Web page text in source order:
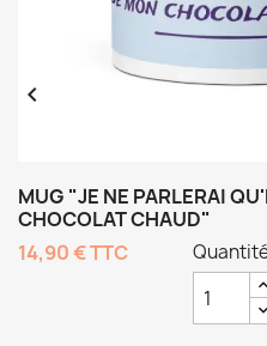

MUG "JE NE PARLERAI
CHOCOLAT CHAUD"
14,90 €TTC